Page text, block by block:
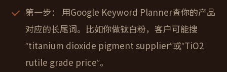
第一步：
用Google Keyword Planner查你的产品
对应的长尾词。比如你做钛白粉，客户可能搜
“titanium dioxide pigment supplier”或“TiO2
rutile grade price”。